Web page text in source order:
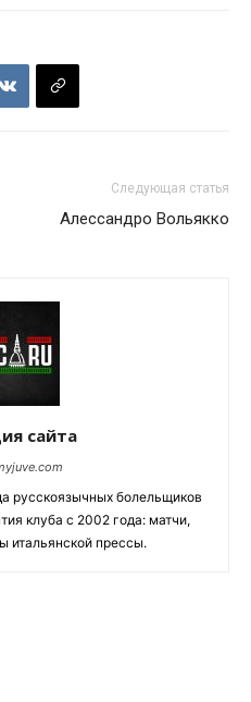
Следующая статья
Алессандро Вольякко
сайта
русскоязычных болельщиков
клуба с 2002 года: матчи,
итальянской прессы.